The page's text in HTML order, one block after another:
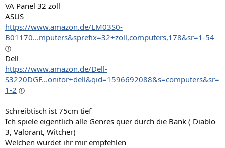
VA Panel 32 zoll
ASUS
https://www.amazon.de/LM03S0-
B01170...mputers&sprefix=32+zoll,computers,178&sr=1-54
Dell
https://www.amazon.de/Dell-
S3220DGF...onitor+dell&qid=1596692088&s=computers&sr=
1-2
Schreibtisch ist 75cm tief
Ich spiele eigentlich alle Genres quer durch die Bank ( Diablo
3, Valorant, Witcher)
Welchen würdet ihr mir empfehlen